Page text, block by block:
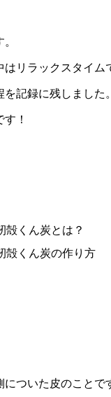
リラックスタイム
を記録に残しました
！
殻くん炭とは？
殻くん炭の作り方
ついた皮のこと